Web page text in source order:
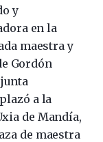
y
en la
maestra y
Gordón
a la
de Mandía,
de maestra